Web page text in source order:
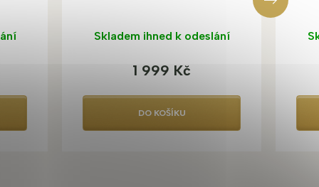
Skladem ihned k odeslání
1 999 Kč
DO KOŠÍKU